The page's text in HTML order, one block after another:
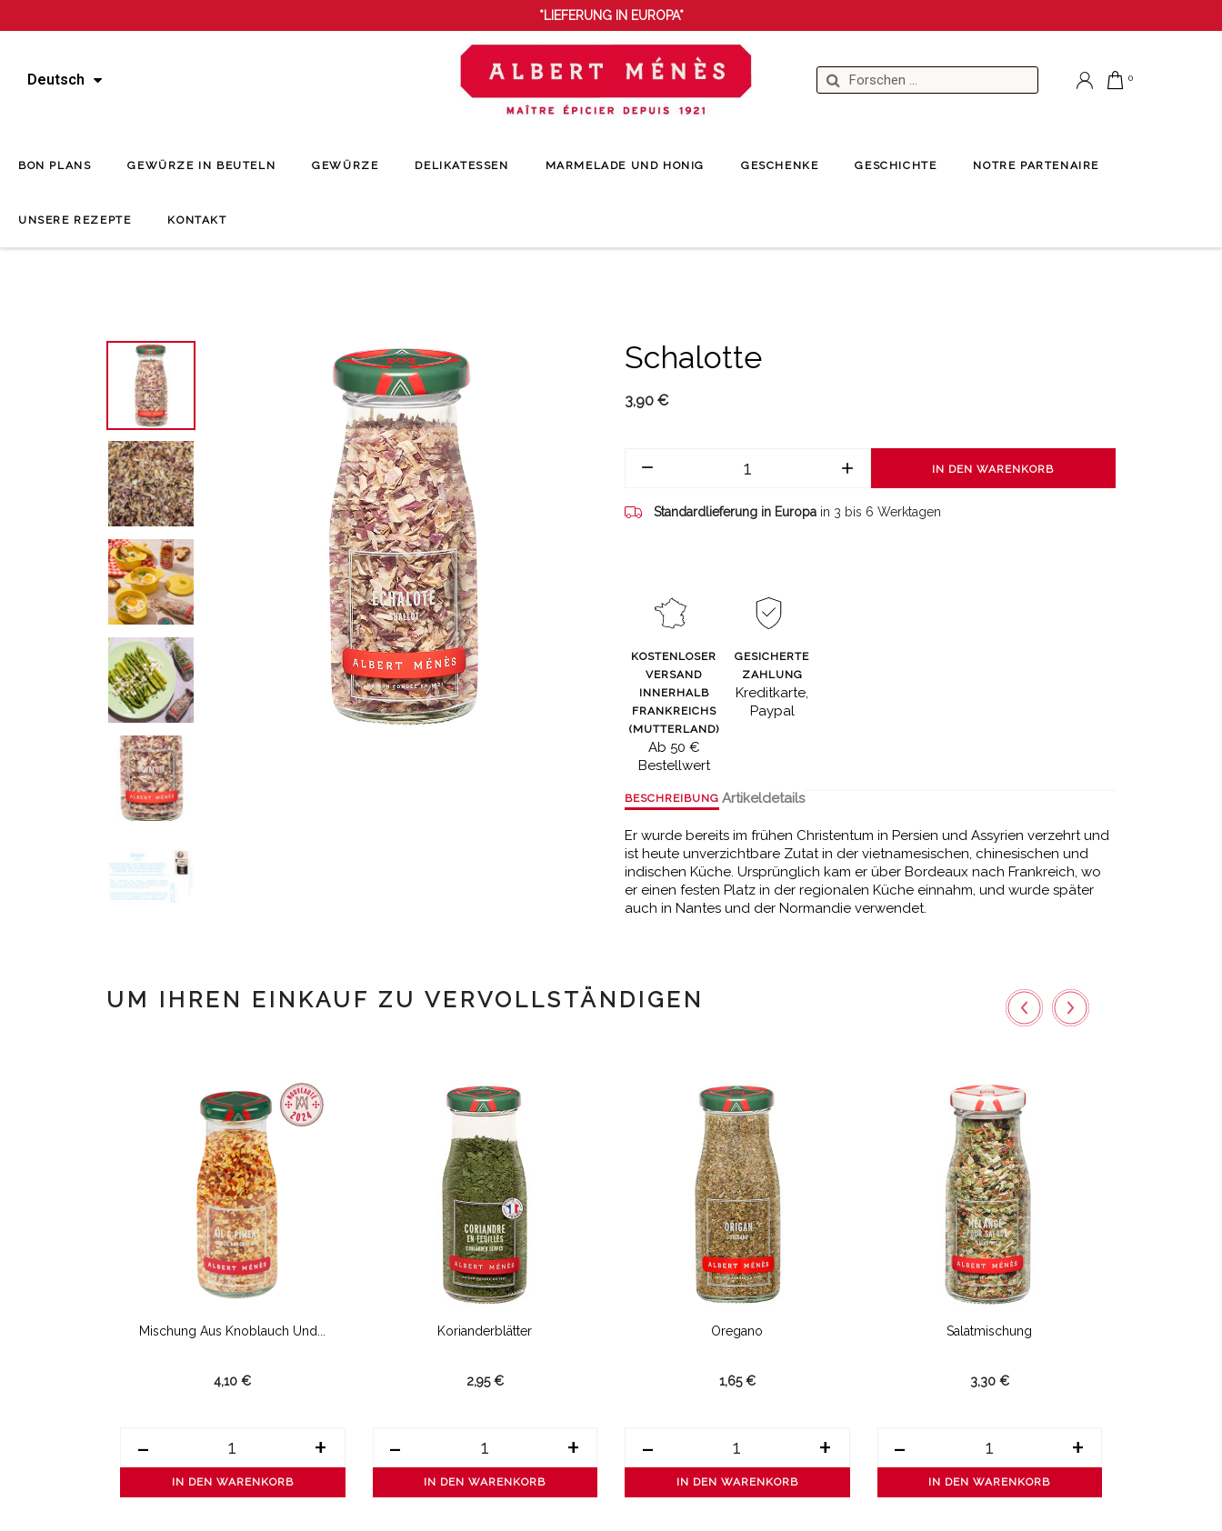
*LIEFERUNG IN EUROPA*
Deutsch
BON PLANS GEWÜRZE IN BEUTELN GEWÜRZE DELIKATESSEN MARMELADE UND HONIG GESCHENKE GESCHICHTE NOTRE PARTENAIRE
UNSERE REZEPTE KONTAKT
Schalotte
3,90 €
IN DEN WARENKORB
Standardlieferung in Europa in 3 bis 6 Werktagen
KOSTENLOSER
VERSAND
INNERHALB
FRANKREICHS
(MUTTERLAND)
Ab 50 €
Bestellwert
GESICHERTE
ZAHLUNG
Kreditkarte,
Paypal
BESCHREIBUNG Artikeldetails
Er wurde bereits im frühen Christentum in Persien und Assyrien verzehrt und
ist heute unverzichtbare Zutat in der vietnamesischen, chinesischen und
indischen Küche. Ursprünglich kam er über Bordeaux nach Frankreich, wo
er einen festen Platz in der regionalen Küche einnahm, und wurde später
auch in Nantes und der Normandie verwendet.
UM IHREN EINKAUF ZU VERVOLLSTÄNDIGEN
Mischung Aus Knoblauch Und...
4,10 €
- +
IN DEN WARENKORB
Korianderblätter
2,95 €
- +
IN DEN WARENKORB
Oregano
1,65 €
- +
IN DEN WARENKORB
Salatmischung
3,30 €
- +
IN DEN WARENKORB